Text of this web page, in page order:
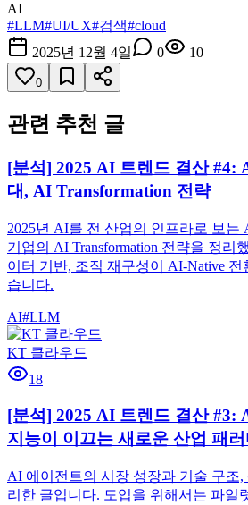
AI
#LLM#UI/UX#검색#cloud
2025년 12월 4일
0 10
0
관련 추천 글
[분석] 2025 AI 트렌드 결산 #4:
대, AI Transformation 전략
2025년 AI를 전 산업의 인프라로 보는
기업의 AI Transformation 전략을 정리
이터 기반, 조직 재구성이 AI-Native
습니다.
AI#LLM
KT 클라우드
18
[분석] 2025 AI 트렌드 결산 #3:
지능이 이끄는 새로운 산업 패러
AI 에이전트의 시장 성장과 기술 구조,
리한 글입니다. 도입을 위해서는 파일